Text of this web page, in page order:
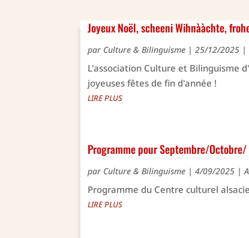
Joyeux Noël, scheeni Wihnààchte,
par Culture & Bilinguisme |25/12/2025 |
L'association Culture et Bilinguisme
joyeuses fêtes de fin d'année !
LIRE PLUS
Programme pour Septembre/
par Culture & Bilinguisme |4/09/2025 |
Programme du Centre culturel
LIRE PLUS